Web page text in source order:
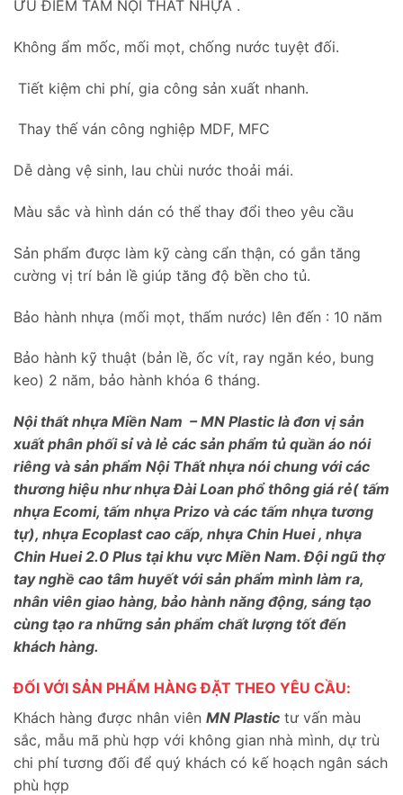
ƯU ĐIỂM TẤM NỘI THẤT NHỰA .
Không ẩm mốc, mối mọt, chống nước tuyệt đối.
Tiết kiệm chi phí, gia công sản xuất nhanh.
Thay thế ván công nghiệp MDF, MFC
Dễ dàng vệ sinh, lau chùi nước thoải mái.
Màu sắc và hình dán có thể thay đổi theo yêu cầu
Sản phẩm được làm kỹ càng cẩn thận, có gắn tăng
cường vị trí bản lề giúp tăng độ bền cho tủ.
Bảo hành nhựa (mối mọt, thấm nước) lên đến : 10 năm
Bảo hành kỹ thuật (bản lề, ốc vít, ray ngăn kéo, bung
keo) 2 năm, bảo hành khóa 6 tháng.
Nội thất nhựa Miền Nam – MN Plastic là đơn vị sản
xuất phân phối sỉ và lẻ các sản phẩm tủ quần áo nói
riêng và sản phẩm Nội Thất nhựa nói chung với các
thương hiệu như nhựa Đài Loan phổ thông giá rẻ( tấm
nhựa Ecomi, tấm nhựa Prizo và các tấm nhựa tương
tự), nhựa Ecoplast cao cấp, nhựa Chin Huei , nhựa
Chin Huei 2.0 Plus tại khu vực Miền Nam. Đội ngũ thợ
tay nghề cao tâm huyết với sản phẩm mình làm ra,
nhân viên giao hàng, bảo hành năng động, sáng tạo
cùng tạo ra những sản phẩm chất lượng tốt đến
khách hàng.
ĐỐI VỚI SẢN PHẨM HÀNG ĐẶT THEO YÊU CẦU:
Khách hàng được nhân viên MN Plastic tư vấn màu
sắc, mẫu mã phù hợp với không gian nhà mình, dự trù
chi phí tương đối để quý khách có kế hoạch ngân sách
phù hợp